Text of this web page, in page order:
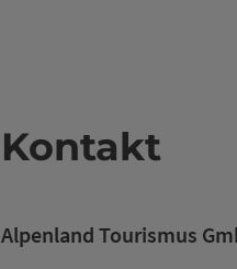
Kontakt
Alpenland Tourismus